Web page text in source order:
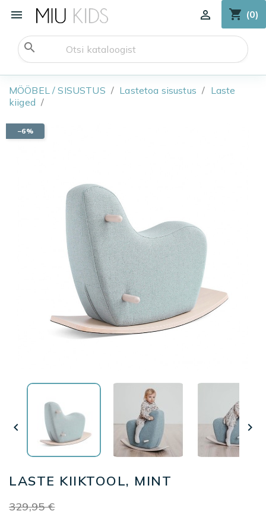
 shopping_cart (0)

search
MÖÖBEL / SISUSTUS Lastetoa sisustus
Laste
kiiged
−6%
 
LASTE KIIKTOOL, MINT
329,95 €